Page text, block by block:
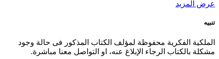
عرض المزيد
تنبيه
الملكية الفكرية محفوظة لمؤلف الكتاب المذكور فى حالة وجود
مشكلة بالكتاب الرجاء الإبلاغ عنه، او التواصل معنا مباشرة.